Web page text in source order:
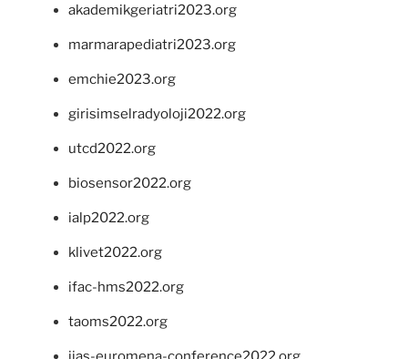
akademikgeriatri2023.org
marmarapediatri2023.org
emchie2023.org
girisimselradyoloji2022.org
utcd2022.org
biosensor2022.org
ialp2022.org
klivet2022.org
ifac-hms2022.org
taoms2022.org